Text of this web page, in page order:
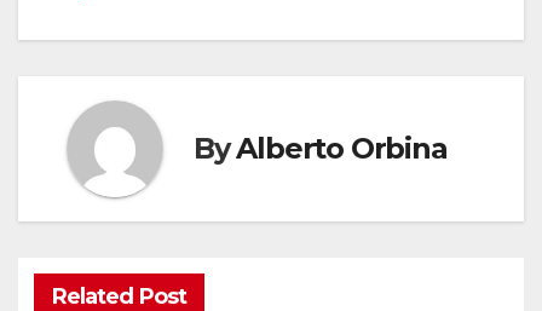
ByAlberto Orbina
Related Post